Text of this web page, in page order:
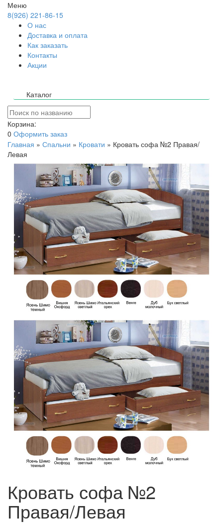
Меню
8(926) 221-86-15
О нас
Доставка и оплата
Как заказать
Контакты
Акции
Каталог
Корзина:
0 Оформить заказ
Главная » Спальни » Кровати » Кровать софа №2 Правая/
Левая
Кровать софа №2
Правая/Левая